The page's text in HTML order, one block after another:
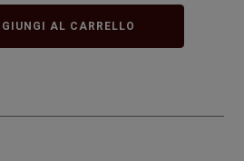
AL CARRELLO